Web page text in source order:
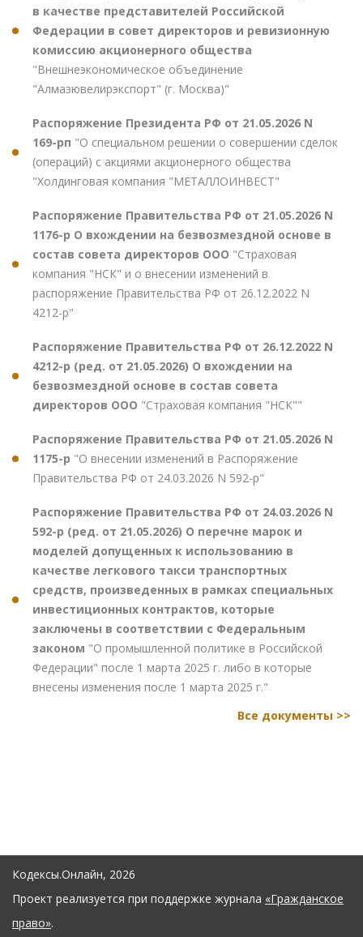
в качестве представителей Российской
Федерации в совет директоров и ревизионную
комиссию акционерного общества
"Внешнеэкономическое объединение
"Алмазювелирэкспорт" (г. Москва)"
Распоряжение Президента РФ от 21.05.2026 N
169-рп "О специальном решении о совершении сделок
(операций) с акциями акционерного общества
"Холдинговая компания "МЕТАЛЛОИНВЕСТ"
Распоряжение Правительства РФ от 21.05.2026 N
1176-р О вхождении на безвозмездной основе в
состав совета директоров ООО "Страховая
компания "НСК" и о внесении изменений в
распоряжение Правительства РФ от 26.12.2022 N
4212-р"
Распоряжение Правительства РФ от 26.12.2022 N
4212-р (ред. от 21.05.2026) О вхождении на
безвозмездной основе в состав совета
директоров ООО "Страховая компания "НСК""
Распоряжение Правительства РФ от 21.05.2026 N
1175-р "О внесении изменений в Распоряжение
Правительства РФ от 24.03.2026 N 592-р"
Распоряжение Правительства РФ от 24.03.2026 N
592-р (ред. от 21.05.2026) О перечне марок и
моделей допущенных к использованию в
качестве легкового такси транспортных
средств, произведенных в рамках специальных
инвестиционных контрактов, которые
заключены в соответствии с Федеральным
законом "О промышленной политике в Российской
Федерации" после 1 марта 2025 г. либо в которые
внесены изменения после 1 марта 2025 г."
Все документы >>
Кодексы.Онлайн, 2026
Проект реализуется при поддержке журнала «Гражданское
право».